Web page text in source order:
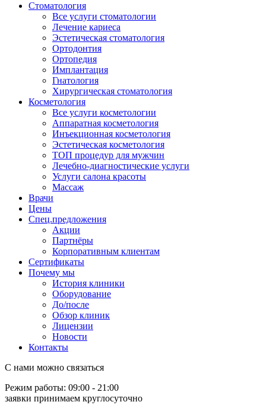
Стоматология
Все услуги стоматологии
Лечение кариеса
Эстетическая стоматология
Ортодонтия
Ортопедия
Имплантация
Гнатология
Хирургическая стоматология
Косметология
Все услуги косметологии
Аппаратная косметология
Инъекционная косметология
Эстетическая косметология
ТОП процедур для мужчин
Лечебно-диагностические услуги
Услуги салона красоты
Массаж
Врачи
Цены
Спец.предложения
Акции
Партнёры
Корпоративным клиентам
Сертификаты
Почему мы
История клиники
Оборудование
До/после
Обзор клиник
Лицензии
Новости
Контакты
С нами можно связаться
Режим работы: 09:00 - 21:00
заявки принимаем круглосуточно